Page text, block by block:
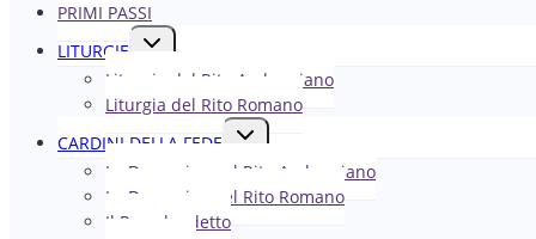
PRIMI PASSI
LITURGIE
Alterna
figlio
Liturgia del Rito Ambrosiano
Liturgia del Rito Romano
CARDINI DELLA FEDE
Alterna
figlio
La Domenica nel R​​​​​​ito Ambrosiano
La Domenica nel Rito Romano
Il Papa ha detto